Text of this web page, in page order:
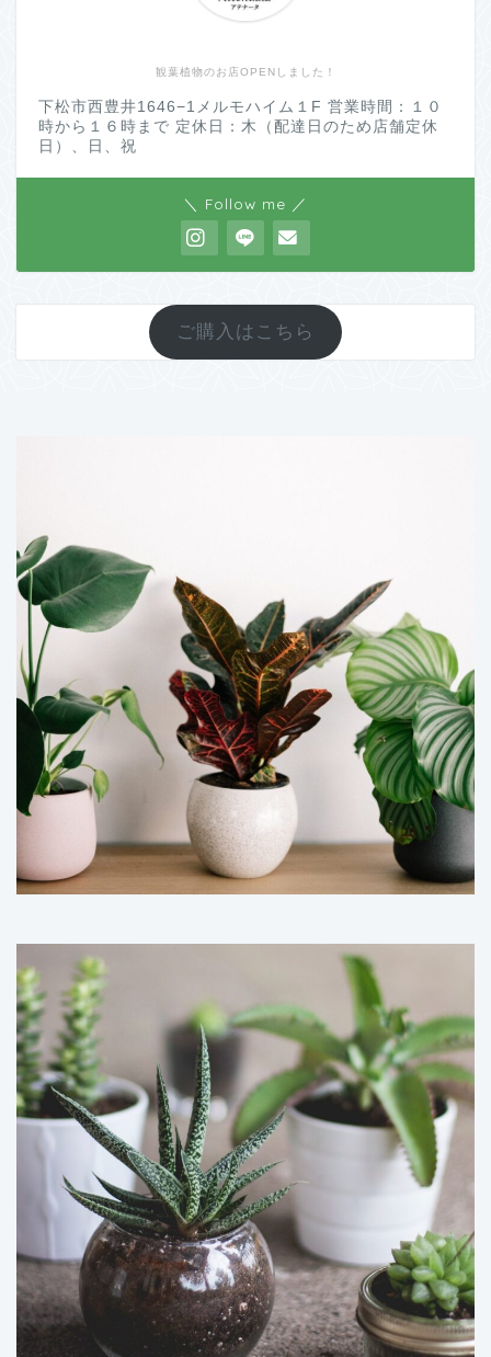
観葉植物のお店OPENしました！
下松市西豊井1646−1メルモハイム１F 営業時間：１０
時から１６時まで 定休日：木（配達日のため店舗定休
日）、日、祝
＼ Follow me ／
ご購入はこちら
初めての方
料金